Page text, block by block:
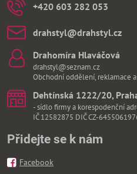
+420 603 282 053
drahstyl​@drahstyl​.cz
Drahomíra Hlaváčová
drahstyl@seznam.cz
Obchodní oddělení, reklamace
Dehtínská 1222/20,
- sídlo firmy a korespodenční
IČ 12582875 DIČ CZ-
Přidejte se k nám
Facebook